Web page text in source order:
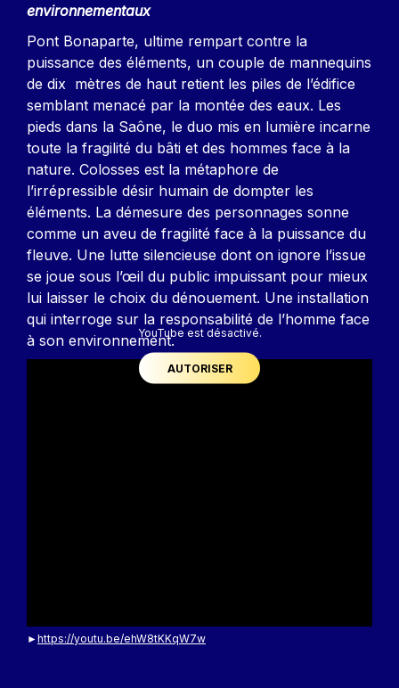
environnementaux
Pont Bonaparte, ultime rempart contre la
puissance des éléments, un couple de mannequins
de dix mètres de haut retient les piles de l’édifice
semblant menacé par la montée des eaux. Les
pieds dans la Saône, le duo mis en lumière incarne
toute la fragilité du bâti et des hommes face à la
nature. Colosses est la métaphore de
l’irrépressible désir humain de dompter les
éléments. La démesure des personnages sonne
comme un aveu de fragilité face à la puissance du
fleuve. Une lutte silencieuse dont on ignore l’issue
se joue sous l’œil du public impuissant pour mieux
lui laisser le choix du dénouement. Une installation
qui interroge sur la responsabilité de l’homme face
à son environnement.YouTube est désactivé.
AUTORISER
►https://youtu.be/ehW8tKKqW7w